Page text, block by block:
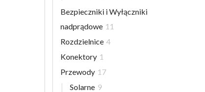
Bezpieczniki i Wyłączniki
nadprądowe 11
Rozdzielnice 4
Konektory 1
Przewody 17
Solarne 9